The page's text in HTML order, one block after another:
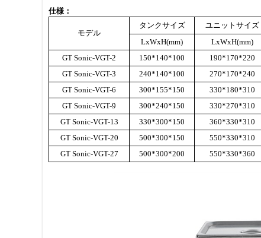
仕様：
モデル
タンクサイズ ユニットサイズ
LxWxH(mm)
LxWxH(mm)
GT Sonic-VGT-2
150*140*100 190*170*220
GT Sonic-VGT-3 240*140*100 270*170*240
GT Sonic-VGT-6
300*155*150 330*180*310
GT Sonic-VGT-9
300*240*150 330*270*310
GT Sonic-VGT-13
330*300*150 360*330*310
GT Sonic-VGT-20
500*300*150 550*330*310
GT Sonic-VGT-27
500*300*200 550*330*360